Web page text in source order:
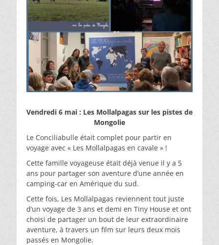
Vendredi 6 mai : Les Mollalpagas sur les pistes de
Mongolie
Le Conciliabulle était complet pour partir en
voyage avec « Les Mollalpagas en cavale » !
Cette famille voyageuse était déjà venue il y a 5
ans pour partager son aventure d’une année en
camping-car en Amérique du sud.
Cette fois, Les Mollalpagas reviennent tout juste
d’un voyage de 3 ans et demi en Tiny House et ont
choisi de partager un bout de leur extraordinaire
aventure, à travers un film sur leurs deux mois
passés en Mongolie.